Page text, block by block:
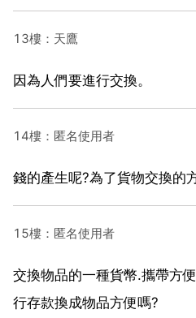
13樓：天鷹
因為人們要進行交換。
14樓：匿名使用者
錢的產生呢?為了貨物交換的
15樓：匿名使用者
交換物品的一種貨幣.攜帶方
行存款換成物品方便嗎?